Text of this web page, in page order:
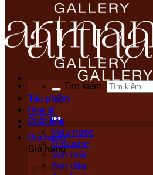
Tìm kiếm:
Giỏ hàng
Giỏ hàng
Tác phẩm
Họa sĩ
Chất liệu
Màu nước
Gouache
Sơn mài
Sơn dầu